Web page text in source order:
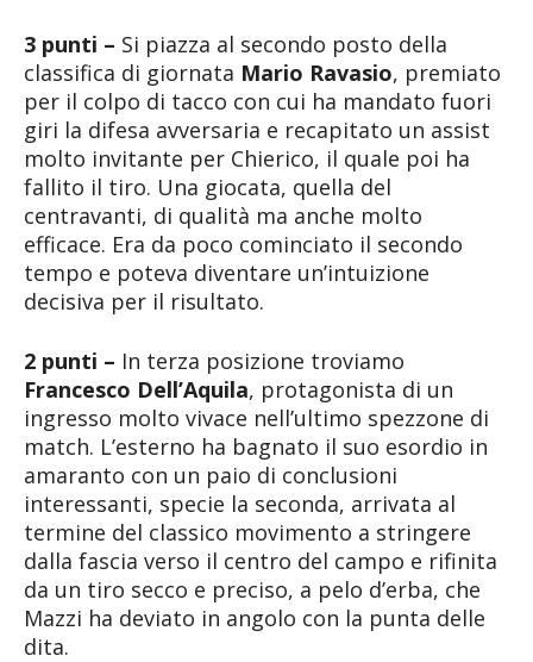
3 punti – Si piazza al secondo posto della
classifica di giornata Mario Ravasio, premiato
per il colpo di tacco con cui ha mandato fuori
giri la difesa avversaria e recapitato un assist
molto invitante per Chierico, il quale poi ha
fallito il tiro. Una giocata, quella del
centravanti, di qualità ma anche molto
efficace. Era da poco cominciato il secondo
tempo e poteva diventare un’intuizione
decisiva per il risultato.
2 punti – In terza posizione troviamo
Francesco Dell’Aquila, protagonista di un
ingresso molto vivace nell’ultimo spezzone di
match. L’esterno ha bagnato il suo esordio in
amaranto con un paio di conclusioni
interessanti, specie la seconda, arrivata al
termine del classico movimento a stringere
dalla fascia verso il centro del campo e rifinita
da un tiro secco e preciso, a pelo d’erba, che
Mazzi ha deviato in angolo con la punta delle
dita.